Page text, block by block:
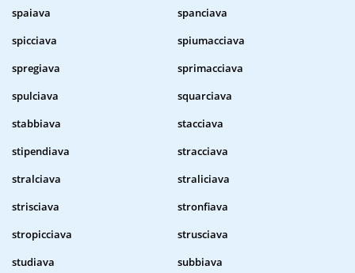
spaiava
spanciava
spicciava
spiumacciava
spregiava
sprimacciava
spulciava
squarciava
stabbiava
stacciava
stipendiava
stracciava
stralciava
straliciava
strisciava
stronfiava
stropicciava
strusciava
studiava
subbiava